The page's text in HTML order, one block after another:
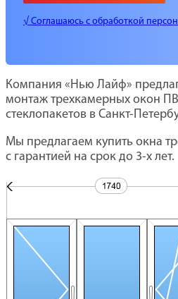
√ Соглашаюсь с обработкой
Компания «Нью Лайф»
монтаж трехкамерных окон
стеклопакетов в Санкт-
Мы предлагаем купить окна
с гарантией на срок до 3-х лет.